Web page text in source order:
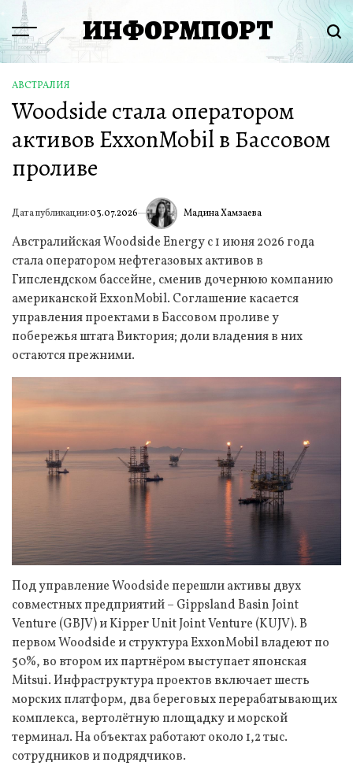
Перейти
содержимому
Menu ИНФОРМПОРТ
ОПУБЛИКОВАНО
В
АВСТРАЛИЯ
Woodside стала оператором
активов ExxonMobil в Бассовом
проливе
Дата публикации:03.07.2026 ИА Мадина Хамзаева
Австралийская Woodside Energy с 1 июня 2026 года
стала оператором нефтегазовых активов в
Гипслендском бассейне, сменив дочернюю компанию
американской ExxonMobil. Соглашение касается
управления проектами в Бассовом проливе у
побережья штата Виктория; доли владения в них
остаются прежними.
Под управление Woodside перешли активы двух
совместных предприятий – Gippsland Basin Joint
Venture (GBJV) и Kipper Unit Joint Venture (KUJV). В
первом Woodside и структура ExxonMobil владеют по
50%, во втором их партнёром выступает японская
Mitsui. Инфраструктура проектов включает шесть
морских платформ, два береговых перерабатывающих
комплекса, вертолётную площадку и морской
терминал. На объектах работают около 1,2 тыс.
сотрудников и подрядчиков.